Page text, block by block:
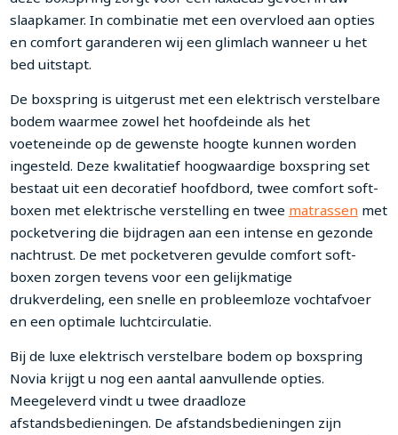
slaapkamer. In combinatie met een overvloed aan opties
en comfort garanderen wij een glimlach wanneer u het
bed uitstapt.
De boxspring is uitgerust met een elektrisch verstelbare
bodem waarmee zowel het hoofdeinde als het
voeteneinde op de gewenste hoogte kunnen worden
ingesteld. Deze kwalitatief hoogwaardige boxspring set
bestaat uit een decoratief hoofdbord, twee comfort soft-
boxen met elektrische verstelling en twee matrassen met
pocketvering die bijdragen aan een intense en gezonde
nachtrust. De met pocketveren gevulde comfort soft-
boxen zorgen tevens voor een gelijkmatige
drukverdeling, een snelle en probleemloze vochtafvoer
en een optimale luchtcirculatie.
Bij de luxe elektrisch verstelbare bodem op boxspring
Novia krijgt u nog een aantal aanvullende opties.
Meegeleverd vindt u twee draadloze
afstandsbedieningen. De afstandsbedieningen zijn